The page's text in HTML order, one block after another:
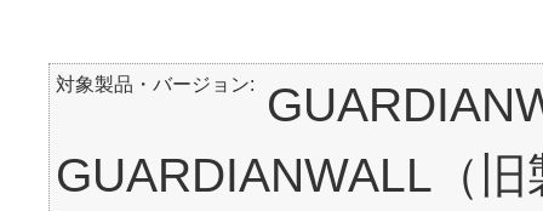
対象製品・バージョン
GUARDIANWALL（旧